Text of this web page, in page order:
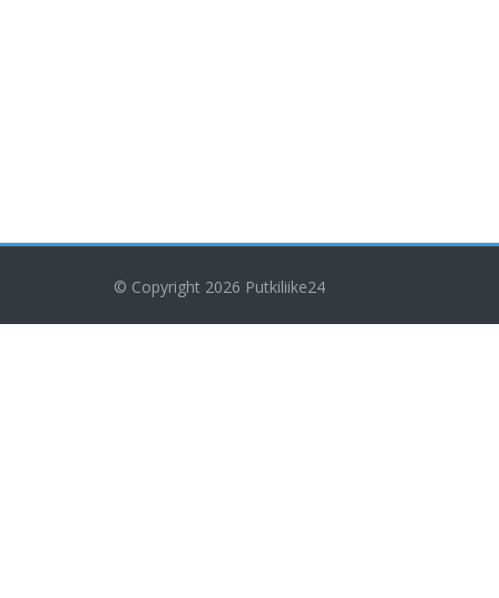
© Copyright 2026 Putkiliike24